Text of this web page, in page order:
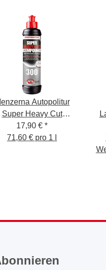
Autopolitur
Super Heavy Cut
300, 250 ml
17,90 € *
71,60 € pro 1 l